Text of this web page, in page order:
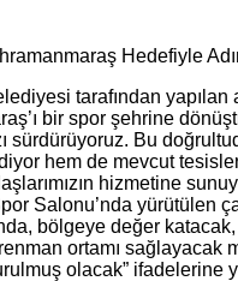
Hedefiyle
tarafından yapılan
bir spor şehrine
sürdürüyoruz. Bu
hem de mevcut
hizmetine
Salonu’nda yürütülen
bölgeye değer
ortamı sağlayacak
olacak” ifadelerine